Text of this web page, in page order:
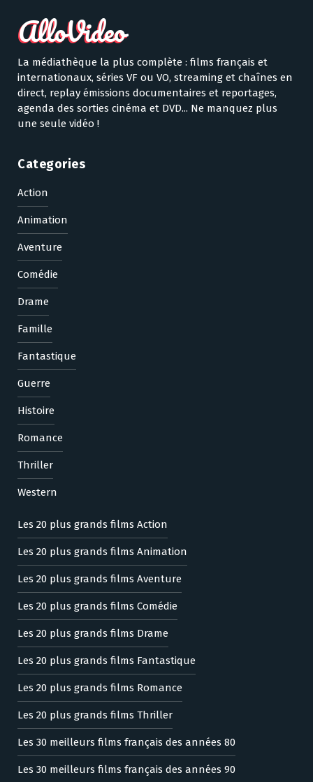
La médiathèque la plus complète : films français et
internationaux, séries VF ou VO, streaming et chaînes en
direct, replay émissions documentaires et reportages,
agenda des sorties cinéma et DVD... Ne manquez plus
une seule vidéo !
Categories
Action
Animation
Aventure
Comédie
Drame
Famille
Fantastique
Guerre
Histoire
Romance
Thriller
Western
Les 20 plus grands films Action
Les 20 plus grands films Animation
Les 20 plus grands films Aventure
Les 20 plus grands films Comédie
Les 20 plus grands films Drame
Les 20 plus grands films Fantastique
Les 20 plus grands films Romance
Les 20 plus grands films Thriller
Les 30 meilleurs films français des années 80
Les 30 meilleurs films français des années 90